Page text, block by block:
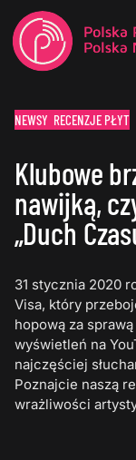
NEWSY RECENZJE PŁYT
Klubowe
nawijką,
„Duch
31 stycznia 2020
Visa, który
hopową za
wyświetleń na
najczęściej
Poznajcie naszą
wrażliwości